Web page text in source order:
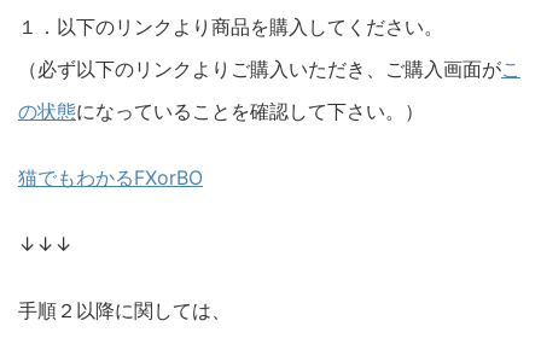
１．以下のリンクより商品を購入してください。
（必ず以下のリンクよりご購入いただき、ご購入画面がこ
の状態になっていることを確認して下さい。）
猫でもわかるFXorBO
↓↓↓
手順２以降に関しては、